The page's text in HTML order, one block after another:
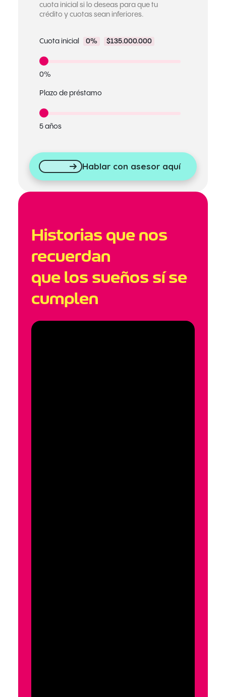
cuota inicial si lo deseas para que tu
crédito y cuotas sean inferiores.
Cuota inicial 0% $135.000.000
0%
Plazo de préstamo
5 años
Hablar con asesor aquí
Historias que nos
recuerdan
que los sueños sí se
cumplen